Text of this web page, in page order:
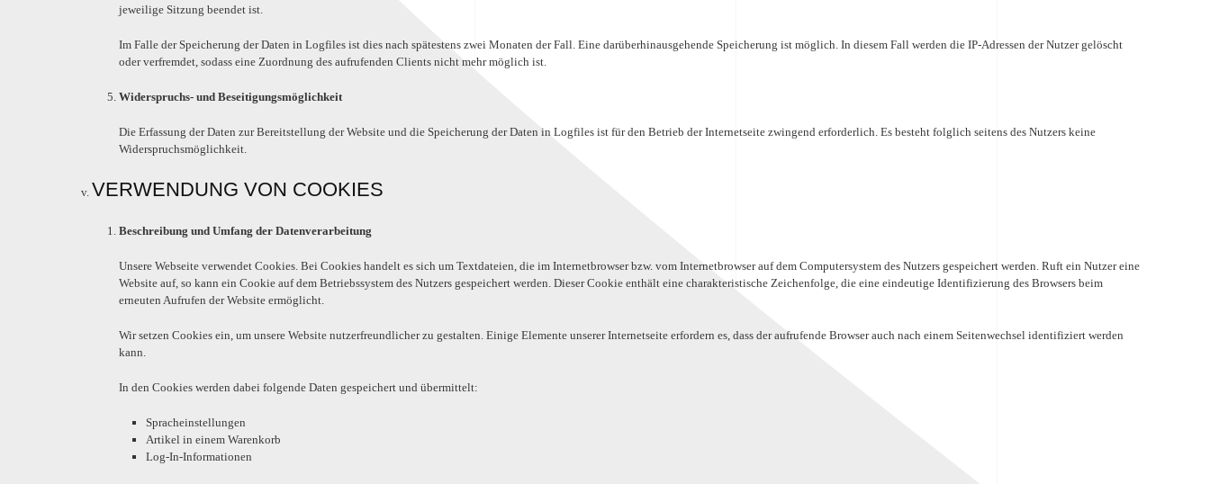
jeweilige Sitzung beendet ist.
Im Falle der Speicherung der Daten in Logfiles ist dies nach spätestens zwei Monaten der Fall. Eine darüberhinausgehende Speicherung ist möglich. In diesem Fall werden die IP-Adressen der Nutzer gelöscht
oder verfremdet, sodass eine Zuordnung des aufrufenden Clients nicht mehr möglich ist.
Widerspruchs- und Beseitigungsmöglichkeit
Die Erfassung der Daten zur Bereitstellung der Website und die Speicherung der Daten in Logfiles ist für den Betrieb der Internetseite zwingend erforderlich. Es besteht folglich seitens des Nutzers keine
Widerspruchsmöglichkeit.
VERWENDUNG VON COOKIES
Beschreibung und Umfang der Datenverarbeitung
Unsere Webseite verwendet Cookies. Bei Cookies handelt es sich um Textdateien, die im Internetbrowser bzw. vom Internetbrowser auf dem Computersystem des Nutzers gespeichert werden. Ruft ein Nutzer eine
Website auf, so kann ein Cookie auf dem Betriebssystem des Nutzers gespeichert werden. Dieser Cookie enthält eine charakteristische Zeichenfolge, die eine eindeutige Identifizierung des Browsers beim
erneuten Aufrufen der Website ermöglicht.
Wir setzen Cookies ein, um unsere Website nutzerfreundlicher zu gestalten. Einige Elemente unserer Internetseite erfordern es, dass der aufrufende Browser auch nach einem Seitenwechsel identifiziert werden
kann.
In den Cookies werden dabei folgende Daten gespeichert und übermittelt:
Spracheinstellungen
Artikel in einem Warenkorb
Log-In-Informationen